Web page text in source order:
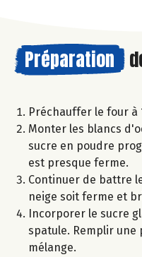
Préparation
Préchauffer le four à
Monter les blancs
sucre en poudre
est presque ferme.
Continuer de battre
neige soit ferme et
Incorporer le sucre
spatule. Remplir une
mélange.